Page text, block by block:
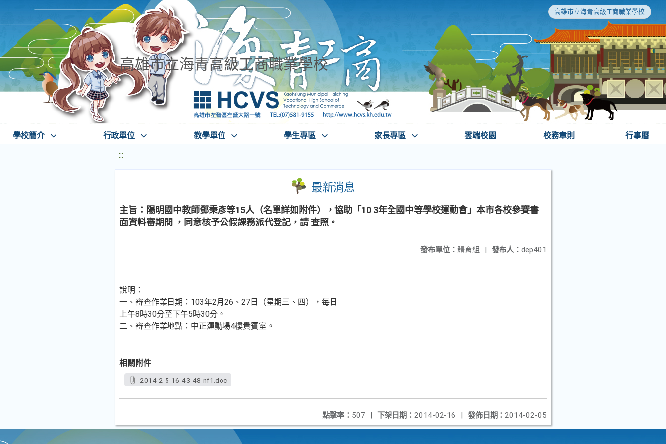
高雄市立海青高級工商職業學校
高雄市立海青高級工商職業學校
學校簡介 行政單位 教學單位 學生專區 家長專區 雲端校園 校務章則 行事曆
:::
最新消息
主旨：陽明國中教師鄧秉彥等15人（名單詳如附件），協助「10 3年全國中等學校運動會」本市各校參賽書
面資料審期間 ，同意核予公假課務派代登記，請 查照。
發布人： dep401
發布單位： 體育組 |
說明：
一、審查作業日期：103年2月26、27日（星期三、四），每日
上午8時30分至下午5時30分。
二、審查作業地點：中正運動場4樓貴賓室。
相關附件
2014-2-5-16-43-48-nf1.doc
發佈日期： 2014-02-05
下架日期： 2014-02-16 |
點擊率： 507 |